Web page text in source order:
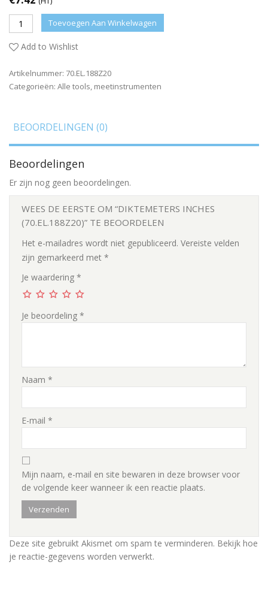
Toevoegen Aan Winkelwagen
Add to Wishlist
Artikelnummer: 70.EL.188Z20
Categorieën: Alle tools, meetinstrumenten
BEOORDELINGEN (0)
Beoordelingen
Er zijn nog geen beoordelingen.
WEES DE EERSTE OM “DIKTEMETERS INCHES
(70.EL.188Z20)” TE BEOORDELEN
Het e-mailadres wordt niet gepubliceerd. Vereiste velden
zijn gemarkeerd met *
Je waardering *
Je beoordeling *
Naam *
E-mail *
Mijn naam, e-mail en site bewaren in deze browser voor
de volgende keer wanneer ik een reactie plaats.
Deze site gebruikt Akismet om spam te verminderen. Bekijk hoe
je reactie-gegevens worden verwerkt.